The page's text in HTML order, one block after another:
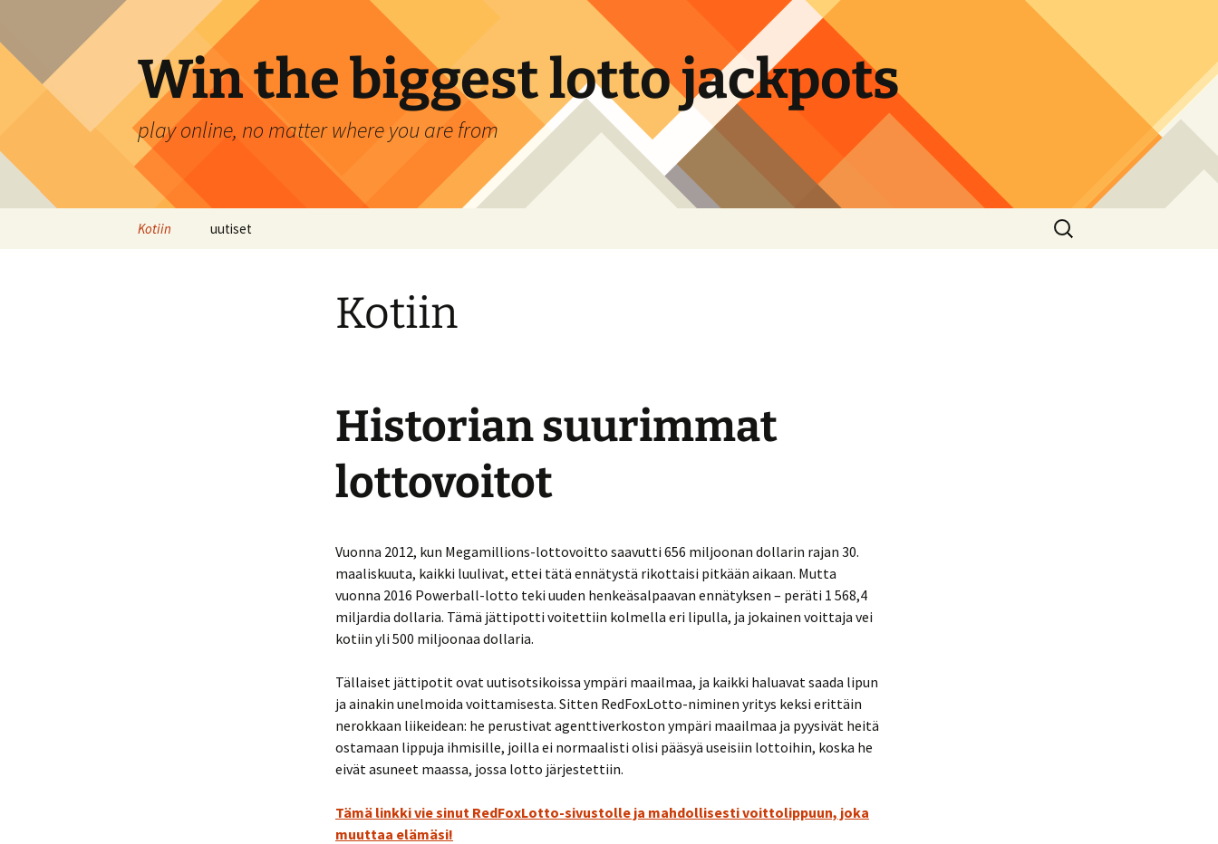
Win the biggest lotto jackpots
play online, no matter where you are from
Kotiin uutiset
Haku:
Kotiin
Historian suurimmat
lottovoitot
Vuonna 2012, kun Megamillions-lottovoitto saavutti 656 miljoonan dollarin rajan 30.
maaliskuuta, kaikki luulivat, ettei tätä ennätystä rikottaisi pitkään aikaan. Mutta
vuonna 2016 Powerball-lotto teki uuden henkeäsalpaavan ennätyksen – peräti 1 568,4
miljardia dollaria. Tämä jättipotti voitettiin kolmella eri lipulla, ja jokainen voittaja vei
kotiin yli 500 miljoonaa dollaria.
Tällaiset jättipotit ovat uutisotsikoissa ympäri maailmaa, ja kaikki haluavat saada lipun
ja ainakin unelmoida voittamisesta. Sitten RedFoxLotto-niminen yritys keksi erittäin
nerokkaan liikeidean: he perustivat agenttiverkoston ympäri maailmaa ja pyysivät heitä
ostamaan lippuja ihmisille, joilla ei normaalisti olisi pääsyä useisiin lottoihin, koska he
eivät asuneet maassa, jossa lotto järjestettiin.
Tämä linkki vie sinut RedFoxLotto-sivustolle ja mahdollisesti voittolippuun, joka
muuttaa elämäsi!